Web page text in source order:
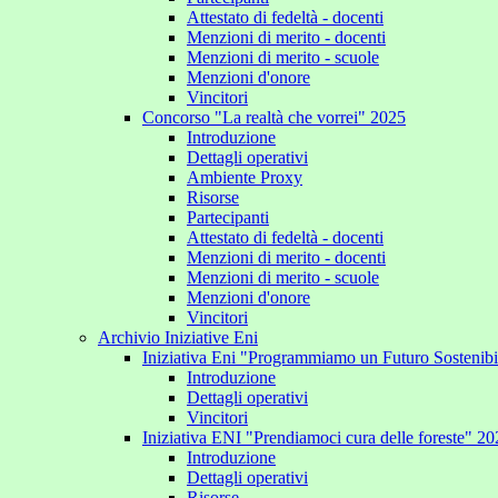
Attestato di fedeltà - docenti
Menzioni di merito - docenti
Menzioni di merito - scuole
Menzioni d'onore
Vincitori
Concorso "La realtà che vorrei" 2025
Introduzione
Dettagli operativi
Ambiente Proxy
Risorse
Partecipanti
Attestato di fedeltà - docenti
Menzioni di merito - docenti
Menzioni di merito - scuole
Menzioni d'onore
Vincitori
Archivio Iniziative Eni
Iniziativa Eni "Programmiamo un Futuro
Introduzione
Dettagli operativi
Vincitori
Iniziativa ENI "Prendiamoci cura delle foreste"
Introduzione
Dettagli operativi